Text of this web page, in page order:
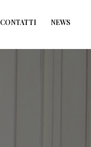
CONTATTI NEWS
×